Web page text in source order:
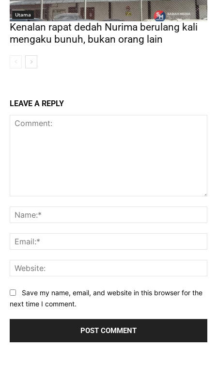
Utama
Kenalan rapat dedah Nurima berulang kali
mengaku bunuh, bukan orang lain
LEAVE A REPLY
Save my name, email, and website in this browser for the
next time I comment.